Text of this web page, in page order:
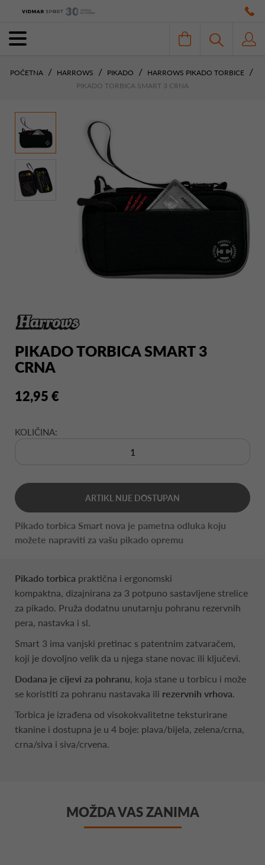
POČETNA HARROWS PIKADO
HARROWS PIKADO TORBICE
PIKADO TORBICA SMART 3 CRNA
PIKADO TORBICA SMART 3
CRNA
12,95 €
KOLIČINA:
ARTIKL NIJE DOSTUPAN
Pikado torbica Smart nova je pametna odluka koju
možete napraviti za vašu pikado opremu
Pikado torbica praktična i ergonomski
kompaktna, dizajnirana za 3 potpuno sastavljene strelice
za pikado. Pruža dodatnu unutarnju pohranu rezervnih
pera, nastavka i sl.
Smart 3 ima vanjski pretinac s patentnim zatvaračem,
koji je dovoljno velik da u njega stane novac ili ključevi.
Dodana je cijevi za pohranu, koja stane u torbicu i može
se koristiti za pohranu nastavaka ili rezervnih vrhova.
Torbica je izrađena od visokokvalitetne teksturirane
tkanine i dostupna je u 4 boje: plava/bijela, zelena/crna,
crna/siva i siva/crvena.
MOŽDA VAS ZANIMA